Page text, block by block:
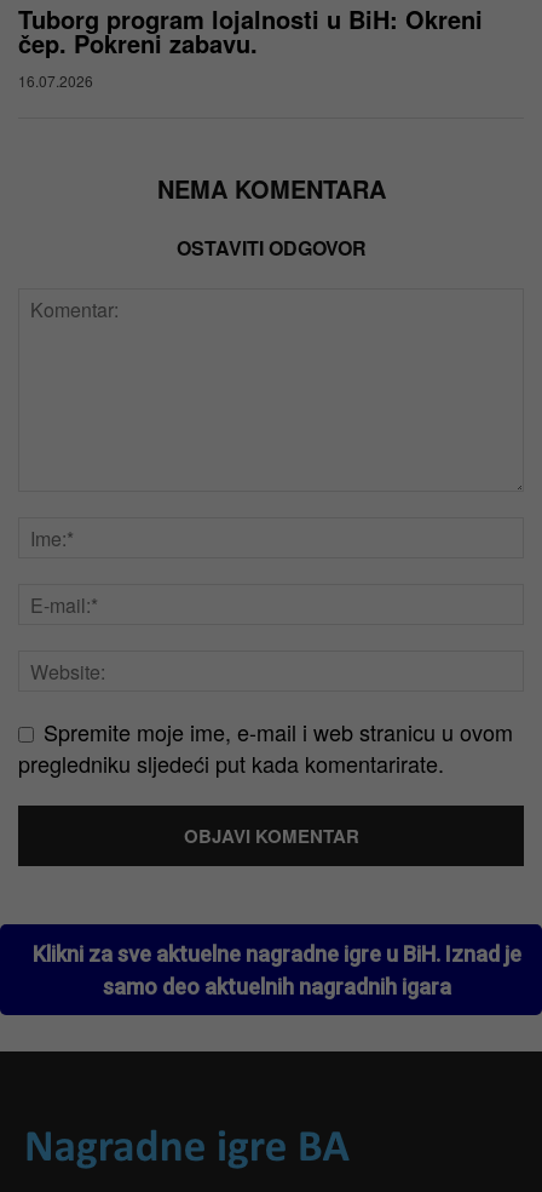
Tuborg program lojalnosti u BiH: Okreni
čep. Pokreni zabavu.
16.07.2026
NEMA KOMENTARA
OSTAVITI ODGOVOR
Spremite moje ime, e-mail i web stranicu u ovom
pregledniku sljedeći put kada komentarirate.
Klikni za sve aktuelne nagradne igre u BiH. Iznad je
samo deo aktuelnih nagradnih igara